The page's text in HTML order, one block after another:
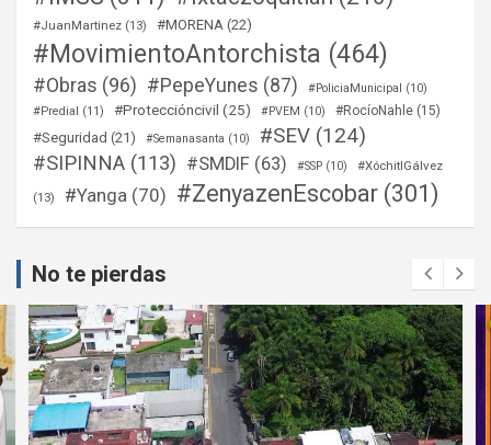
#JuanMartinez (13) #MORENA (22)
#MovimientoAntorchista (464)
#Obras (96) #PepeYunes (87) #PoliciaMunicipal (10)
#Predial (11) #Proteccióncivil (25) #PVEM (10) #RocíoNahle (15)
#Seguridad (21) #Semanasanta (10) #SEV (124)
#SIPINNA (113) #SMDIF (63) #SSP (10) #XóchitlGálvez
(13) #Yanga (70) #ZenyazenEscobar (301)
No te pierdas